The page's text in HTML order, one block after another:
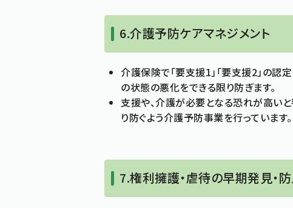
6.介護予防ケアマネジメント
介護保険で「要支援1」「要支援2」の
の状態の悪化をできる限り防ぎます。
支援や、介護が必要となる恐れが高い
り防ぐよう介護予防事業を行っています。
7.権利擁護・虐待の早期発見・